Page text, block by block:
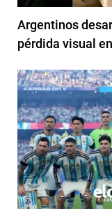
Argentinos
pérdida visual